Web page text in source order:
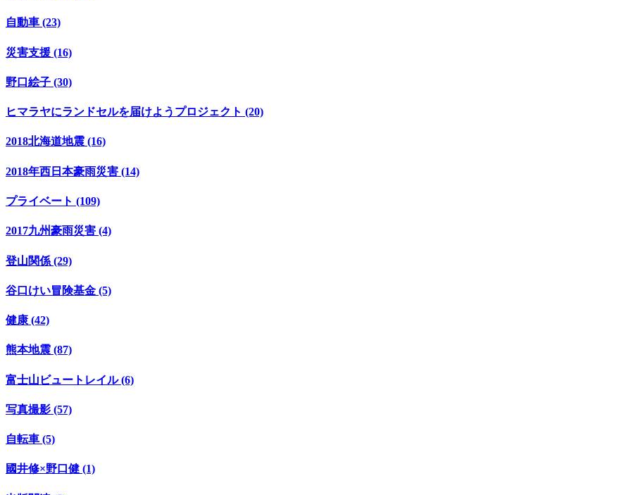
自動車 (23)
災害支援 (16)
野口絵子 (30)
ヒマラヤにランドセルを届けようプロジェクト (20)
2018北海道地震 (16)
2018年西日本豪雨災害 (14)
プライベート (109)
2017九州豪雨災害 (4)
登山関係 (29)
谷口けい冒険基金 (5)
健康 (42)
熊本地震 (87)
富士山ビュートレイル (6)
写真撮影 (57)
自転車 (5)
國井修×野口健 (1)